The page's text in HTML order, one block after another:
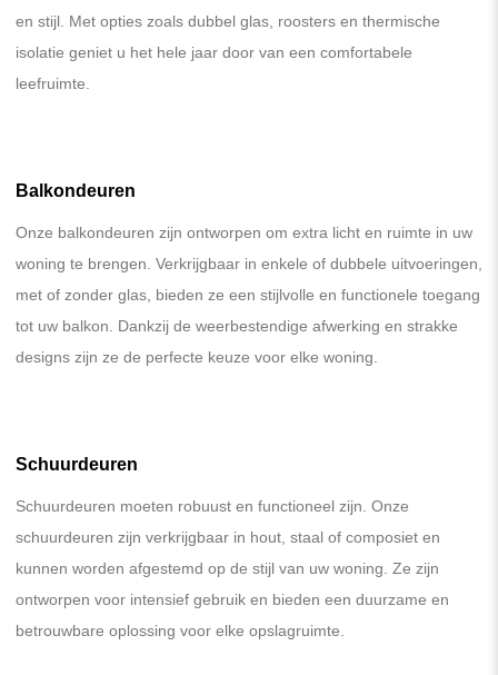
en stijl. Met opties zoals dubbel glas, roosters en thermische
isolatie geniet u het hele jaar door van een comfortabele
leefruimte.
Balkondeuren
Onze balkondeuren zijn ontworpen om extra licht en ruimte in uw
woning te brengen. Verkrijgbaar in enkele of dubbele uitvoeringen,
met of zonder glas, bieden ze een stijlvolle en functionele toegang
tot uw balkon. Dankzij de weerbestendige afwerking en strakke
designs zijn ze de perfecte keuze voor elke woning.
Schuurdeuren
Schuurdeuren moeten robuust en functioneel zijn. Onze
schuurdeuren zijn verkrijgbaar in hout, staal of composiet en
kunnen worden afgestemd op de stijl van uw woning. Ze zijn
ontworpen voor intensief gebruik en bieden een duurzame en
betrouwbare oplossing voor elke opslagruimte.